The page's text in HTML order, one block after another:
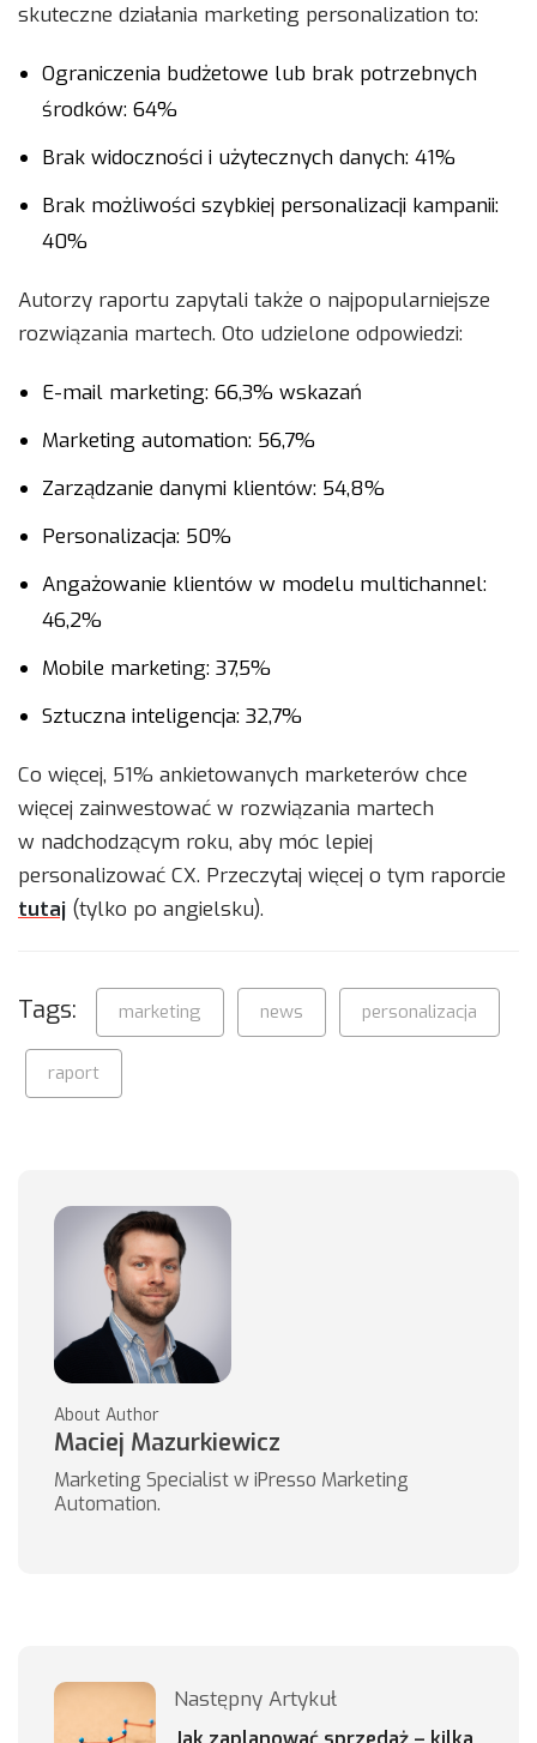
skuteczne działania marketing personalization to:
Ograniczenia budżetowe lub brak potrzebnych
środków: 64%
Brak widoczności i użytecznych danych: 41%
Brak możliwości szybkiej personalizacji kampanii:
40%
Autorzy raportu zapytali także o najpopularniejsze
rozwiązania martech. Oto udzielone odpowiedzi:
E-mail marketing: 66,3% wskazań
Marketing automation: 56,7%
Zarządzanie danymi klientów: 54,8%
Personalizacja: 50%
Angażowanie klientów w modelu multichannel:
46,2%
Mobile marketing: 37,5%
Sztuczna inteligencja: 32,7%
Co więcej, 51% ankietowanych marketerów chce
więcej zainwestować w rozwiązania martech
w nadchodzącym roku, aby móc lepiej
personalizować CX. Przeczytaj więcej o tym raporcie
tutaj (tylko po angielsku).
Tags: marketing news personalizacja
raport
About Author
Maciej Mazurkiewicz
Marketing Specialist w iPresso Marketing
Automation.
Następny Artykuł